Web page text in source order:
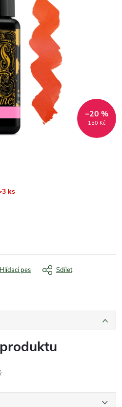
150 Kč
–20 %
ks
Hlídací pes Sdílet